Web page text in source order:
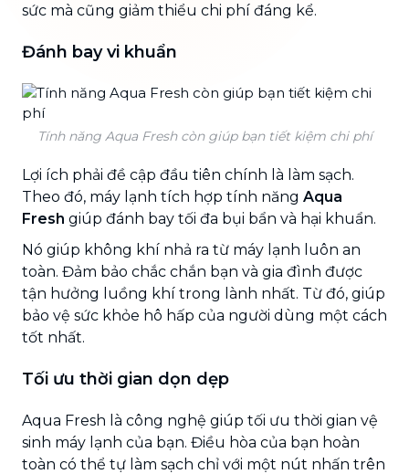
sức mà cũng giảm thiểu chi phí đáng kể.
Đánh bay vi khuẩn
Tính năng Aqua Fresh còn giúp bạn tiết kiệm chi phí
Lợi ích phải đề cập đầu tiên chính là làm sạch.
Theo đó, máy lạnh tích hợp tính năng Aqua
Fresh giúp đánh bay tối đa bụi bẩn và hại khuẩn.
Nó giúp không khí nhả ra từ máy lạnh luôn an
toàn. Đảm bảo chắc chắn bạn và gia đình được
tận hưởng luồng khí trong lành nhất. Từ đó, giúp
bảo vệ sức khỏe hô hấp của người dùng một cách
tốt nhất.
Tối ưu thời gian dọn dẹp
Aqua Fresh là công nghệ giúp tối ưu thời gian vệ
sinh máy lạnh của bạn. Điều hòa của bạn hoàn
toàn có thể tự làm sạch chỉ với một nút nhấn trên